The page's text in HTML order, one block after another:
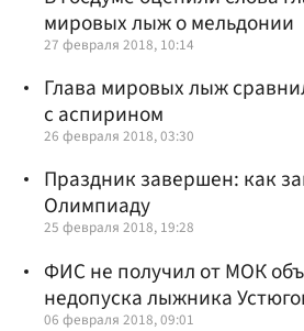
мировых лыж о мельдонии
27 февраля 2018, 10:14
Глава мировых лыж
с аспирином
26 февраля 2018, 03:30
Праздник завершен: как
Олимпиаду
25 февраля 2018, 19:28
ФИС не получил от МОК
недопуска лыжника
06 февраля 2018, 09:01